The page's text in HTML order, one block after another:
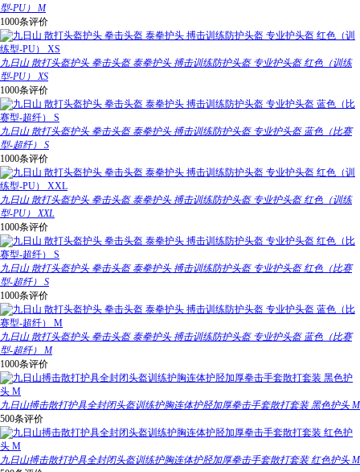
型-PU） M
1000条评价
九日山 散打头盔护头 拳击头盔 泰拳护头 搏击训练防护头盔 专业护头盔 红色（训练
型-PU） XS
1000条评价
九日山 散打头盔护头 拳击头盔 泰拳护头 搏击训练防护头盔 专业护头盔 蓝色（比赛
型-超纤） S
1000条评价
九日山 散打头盔护头 拳击头盔 泰拳护头 搏击训练防护头盔 专业护头盔 红色（训练
型-PU） XXL
1000条评价
九日山 散打头盔护头 拳击头盔 泰拳护头 搏击训练防护头盔 专业护头盔 红色（比赛
型-超纤） S
1000条评价
九日山 散打头盔护头 拳击头盔 泰拳护头 搏击训练防护头盔 专业护头盔 蓝色（比赛
型-超纤） M
1000条评价
九日山搏击散打护具全封闭头盔训练护胸连体护胫加厚拳击手套散打套装 黑色护头 M
500条评价
九日山搏击散打护具全封闭头盔训练护胸连体护胫加厚拳击手套散打套装 红色护头 M